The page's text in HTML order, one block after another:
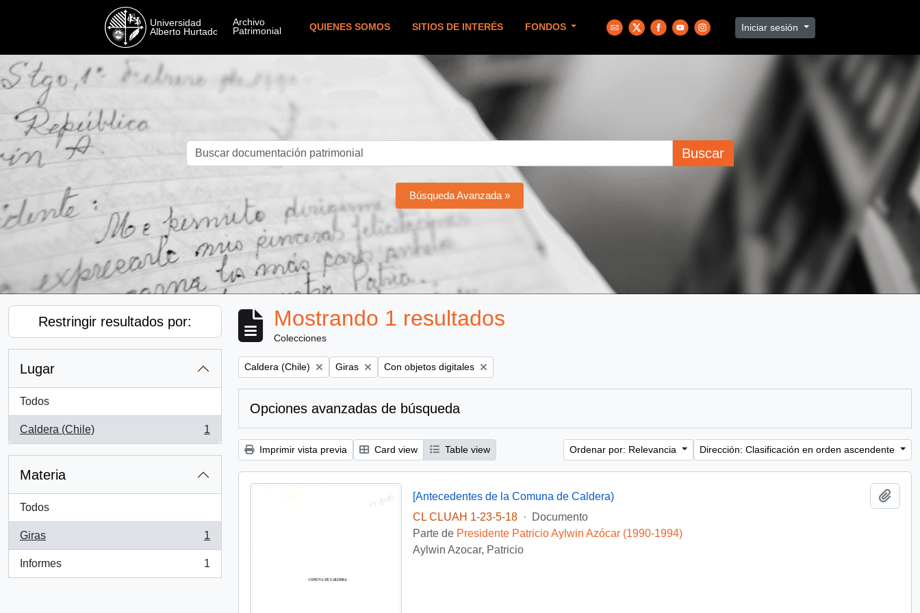
QUIENES SOMOS SITIOS DE INTERÉS FONDOS Iniciar sesión
Buscar
Búsqueda Avanzada »
Restringir resultados por:
Lugar
Todos
Caldera (Chile)
, 1 resultados
1
Materia
Todos
Giras
, 1 resultados
1
Informes
, 1 resultados
1
Mostrando 1 resultados
Colecciones
Remove filter:
Caldera (Chile) Remove filter:
Giras Remove filter:
Con objetos digitales
Opciones avanzadas de búsqueda
Imprimir vista previa Card view Table view Ordenar por: Relevancia Dirección: Clasificación en orden ascendente
[Antecedentes de la Comuna de Caldera)
CL CLUAH 1-23-5-18
·
Documento
Parte de Presidente Patricio Aylwin Azócar (1990-1994)
Aylwin Azocar, Patricio